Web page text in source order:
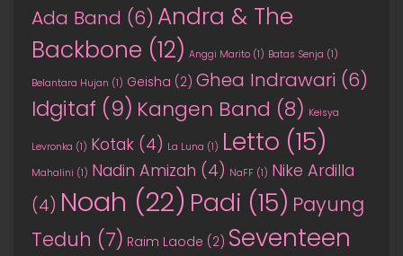
Ada Band (6) Andra & The
Backbone (12) Anggi Marito (1) Batas Senja (1)
Belantara Hujan (1) Geisha (2) Ghea Indrawari (6)
Idgitaf (9) Kangen Band (8) Keisya
Levronka (1) Kotak (4) La Luna (1) Letto (15)
Mahalini (1) Nadin Amizah (4) NaFF (1) Nike Ardilla
(4) Noah (22) Padi (15) Payung
Teduh (7) Raim Laode (2) Seventeen